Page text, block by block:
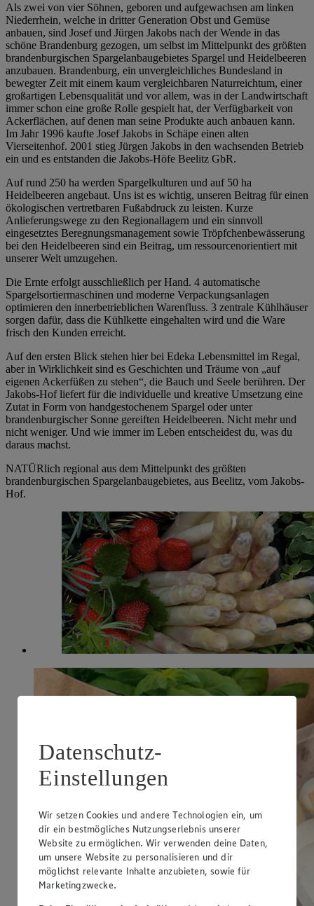
Als zwei von vier Söhnen, geboren und aufgewachsen am linken
Niederrhein, welche in dritter Generation Obst und Gemüse
anbauen, sind Josef und Jürgen Jakobs nach der Wende in das
schöne Brandenburg gezogen, um selbst im Mittelpunkt des größten
brandenburgischen Spargelanbaugebietes Spargel und Heidelbeeren
anzubauen. Brandenburg, ein unvergleichliches Bundesland in
bewegter Zeit mit einem kaum vergleichbaren Naturreichtum, einer
großartigen Lebensqualität und vor allem, was in der Landwirtschaft
immer schon eine große Rolle gespielt hat, der Verfügbarkeit von
Ackerflächen, auf denen man seine Produkte auch anbauen kann.
Im Jahr 1996 kaufte Josef Jakobs in Schäpe einen alten
Vierseitenhof. 2001 stieg Jürgen Jakobs in den wachsenden Betrieb
ein und es entstanden die Jakobs-Höfe Beelitz GbR.
Auf rund 250 ha werden Spargelkulturen und auf 50 ha
Heidelbeeren angebaut. Uns ist es wichtig, unseren Beitrag für einen
ökologischen vertretbaren Fußabdruck zu leisten. Kurze
Anlieferungswege zu den Regionallagern und ein sinnvoll
eingesetztes Beregnungsmanagement sowie Tröpfchenbewässerung
bei den Heidelbeeren sind ein Beitrag, um ressourcenorientiert mit
unserer Welt umzugehen.
Die Ernte erfolgt ausschließlich per Hand. 4 automatische
Spargelsortiermaschinen und moderne Verpackungsanlagen
optimieren den innerbetrieblichen Warenfluss. 3 zentrale Kühlhäuser
sorgen dafür, dass die Kühlkette eingehalten wird und die Ware
frisch den Kunden erreicht.
Auf den ersten Blick stehen hier bei Edeka Lebensmittel im Regal,
aber in Wirklichkeit sind es Geschichten und Träume von „auf
eigenen Ackerfüßen zu stehen“, die Bauch und Seele berühren. Der
Jakobs-Hof liefert für die individuelle und kreative Umsetzung eine
Zutat in Form von handgestochenem Spargel oder unter
brandenburgischer Sonne gereiften Heidelbeeren. Nicht mehr und
nicht weniger. Und wie immer im Leben entscheidest du, was du
daraus machst.
NATÜRlich regional aus dem Mittelpunkt des größten
brandenburgischen Spargelanbaugebietes, aus Beelitz, vom Jakobs-
Hof.
Datenschutz-
Einstellungen
Wir setzen Cookies und andere Technologien ein, um
dir ein bestmögliches Nutzungserlebnis unserer
Website zu ermöglichen. Wir verwenden deine Daten,
um unsere Website zu personalisieren und dir
möglichst relevante Inhalte anzubieten, sowie für
Marketingzwecke.